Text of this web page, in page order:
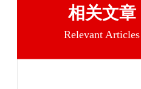
相关文章
Relevant Articles